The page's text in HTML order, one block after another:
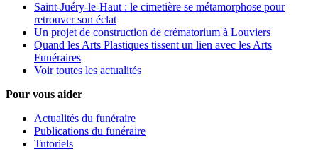
Saint-Juéry-le-Haut : le cimetière se métamorphose pour
retrouver son éclat
Un projet de construction de crématorium à Louviers
Quand les Arts Plastiques tissent un lien avec les Arts
Funéraires
Voir toutes les actualités
Pour vous aider
Actualités du funéraire
Publications du funéraire
Tutoriels